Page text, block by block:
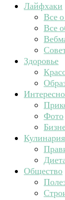
Лайфхаки
Все
Все
Здоровье
Фото
Кулинария
Общество